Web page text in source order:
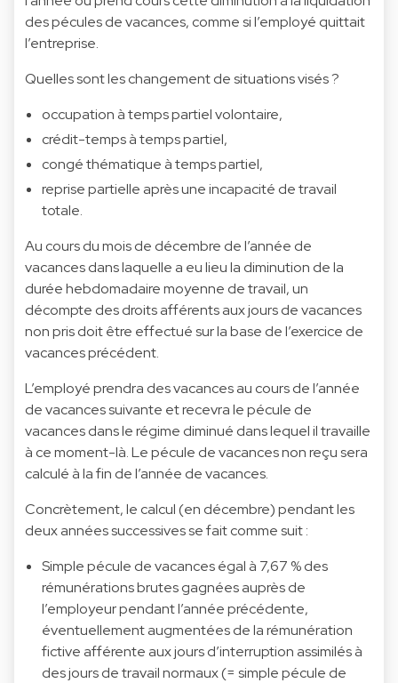
des pécules de vacances, comme si l’employé quittait
l’entreprise.
Quelles sont les changement de situations visés ?
occupation à temps partiel volontaire,
crédit-temps à temps partiel,
congé thématique à temps partiel,
reprise partielle après une incapacité de travail
totale.
Au cours du mois de décembre de l’année de
vacances dans laquelle a eu lieu la diminution de la
durée hebdomadaire moyenne de travail, un
décompte des droits afférents aux jours de vacances
non pris doit être effectué sur la base de l’exercice de
vacances précédent.
L’employé prendra des vacances au cours de l’année
de vacances suivante et recevra le pécule de
vacances dans le régime diminué dans lequel il travaille
à ce moment-là. Le pécule de vacances non reçu sera
calculé à la fin de l’année de vacances.
Concrètement, le calcul (en décembre) pendant les
deux années successives se fait comme suit :
Simple pécule de vacances égal à 7,67 % des
rémunérations brutes gagnées auprès de
l’employeur pendant l’année précédente,
éventuellement augmentées de la rémunération
fictive afférente aux jours d’interruption assimilés à
des jours de travail normaux (= simple pécule de